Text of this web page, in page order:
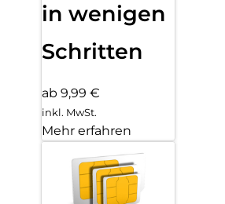
in wenigen
Schritten
ab 9,99 €
inkl. MwSt.
Mehr erfahren